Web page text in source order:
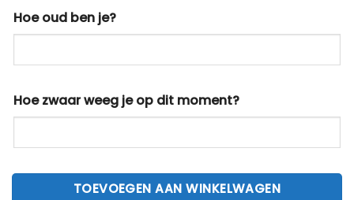
Hoe oud ben je?
Hoe zwaar weeg je op dit moment?
TOEVOEGEN AAN WINKELWAGEN